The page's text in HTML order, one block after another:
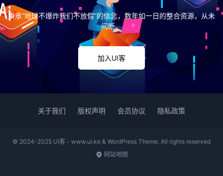
秉承“地球不爆炸我们不放假”的信念，数年如一日的整合资源，从未
间断。
加入UI客
关于我们 版权声明 会员协议 隐私政策
© 2024-2025 UI客 - www.ui.ke & WordPress Theme. All rights reserved
网站地图